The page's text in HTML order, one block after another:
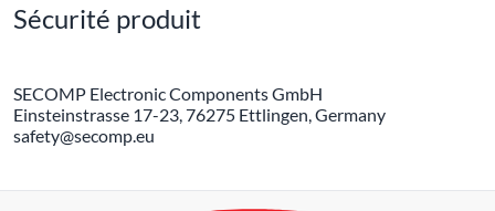
Sécurité produit
SECOMP Electronic Components GmbH
Einsteinstrasse 17-23, 76275 Ettlingen, Germany
safety@secomp.eu